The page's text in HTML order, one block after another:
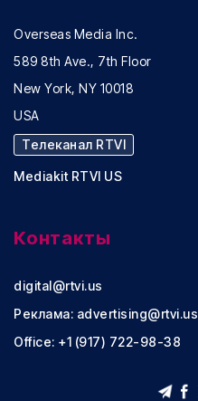
Overseas Media Inc.
589 8th Ave., 7th Floor
New York, NY 10018
USA
Телеканал RTVI
Mediakit RTVI US
Контакты
digital@rtvi.us
Реклама: advertising@rtvi.us
Office: +1 (917) 722-98-38